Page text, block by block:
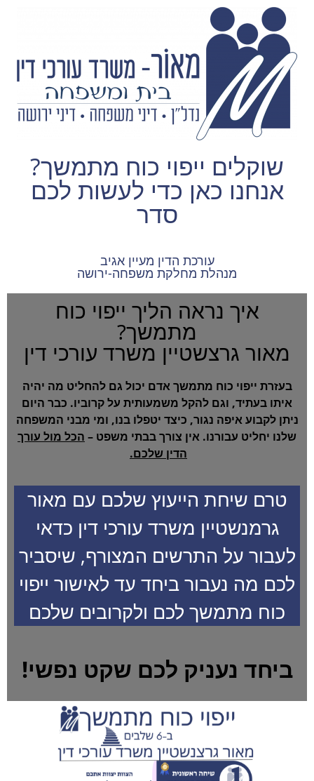
שוקלים ייפוי כוח מתמשך?
אנחנו כאן כדי לעשות לכם
סדר
עורכת הדין מעיין אגיב
מנהלת מחלקת משפחה-ירושה
איך נראה הליך ייפוי כוח
מתמשך?
מאור גרצשטיין משרד עורכי דין
בעזרת ייפוי כוח מתמשך אדם יכול גם להחליט מה יהיה
איתו בעתיד, וגם להקל משמעותית על קרוביו. כבר היום
ניתן לקבוע איפה נגור, כיצד יטפלו בנו, ומי מבני המשפחה
שלנו יחליט עבורנו. אין צורך בבתי משפט – הכל מול עורך
הדין שלכם.
טרם שיחת הייעוץ שלכם עם מאור
גרמנשטיין משרד עורכי דין כדאי
לעבור על התרשים המצורף, שיסביר
לכם מה נעבור ביחד עד לאישור ייפוי
כוח מתמשך לכם ולקרובים שלכם
ביחד נעניק לכם שקט נפשי!